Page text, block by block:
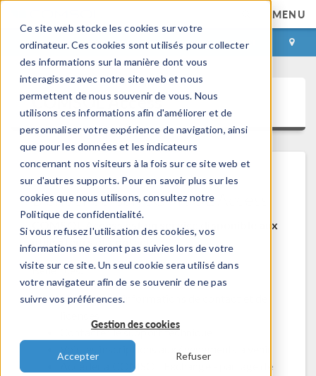
Ce site web stocke les cookies sur votre
ordinateur. Ces cookies sont utilisés pour collecter
des informations sur la manière dont vous
interagissez avec notre site web et nous
permettent de nous souvenir de vous. Nous
utilisons ces informations afin d'améliorer et de
personnaliser votre expérience de navigation, ainsi
que pour les données et les indicateurs
concernant nos visiteurs à la fois sur ce site web et
sur d'autres supports. Pour en savoir plus sur les
cookies que nous utilisons, consultez notre
Politique de confidentialité.
Si vous refusez l'utilisation des cookies, vos
informations ne seront pas suivies lors de votre
visite sur ce site. Un seul cookie sera utilisé dans
votre navigateur afin de se souvenir de ne pas
suivre vos préférences.
Gestion des cookies
Accepter Refuser
MENU
CONNEXION CONTACT
COMSOL Access
Bienvenue sur COMSOL Access
COMSOL Access est un service disponible aux
utilisateurs et contacts.
Bénéfices:
Modifier les informations de contact et de
Contacter le support technique
Voir les inscriptions aux évènements à venir
Accéder à COMSOL Exchange - partage de